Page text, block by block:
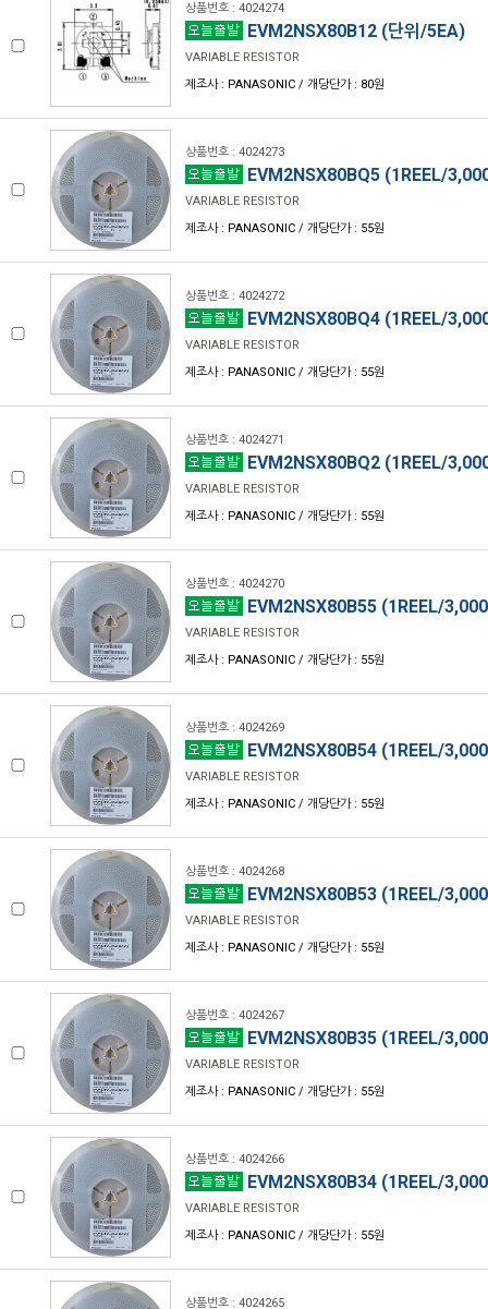
상품번호 : 4024274
EVM2NSX80B12 (단위/5EA)
VARIABLE RESISTOR
제조사 : PANASONIC / 개당단가 : 80원
상품번호 : 4024273
EVM2NSX80BQ5 (1REEL/
VARIABLE RESISTOR
제조사 : PANASONIC / 개당단가 : 55원
상품번호 : 4024272
EVM2NSX80BQ4 (1REEL/
VARIABLE RESISTOR
제조사 : PANASONIC / 개당단가 : 55원
상품번호 : 4024271
EVM2NSX80BQ2 (1REEL/
VARIABLE RESISTOR
제조사 : PANASONIC / 개당단가 : 55원
상품번호 : 4024270
EVM2NSX80B55 (1REEL/
VARIABLE RESISTOR
제조사 : PANASONIC / 개당단가 : 55원
상품번호 : 4024269
EVM2NSX80B54 (1REEL/
VARIABLE RESISTOR
제조사 : PANASONIC / 개당단가 : 55원
상품번호 : 4024268
EVM2NSX80B53 (1REEL/
VARIABLE RESISTOR
제조사 : PANASONIC / 개당단가 : 55원
상품번호 : 4024267
EVM2NSX80B35 (1REEL/
VARIABLE RESISTOR
제조사 : PANASONIC / 개당단가 : 55원
상품번호 : 4024266
EVM2NSX80B34 (1REEL/
VARIABLE RESISTOR
제조사 : PANASONIC / 개당단가 : 55원
상품번호 : 4024265